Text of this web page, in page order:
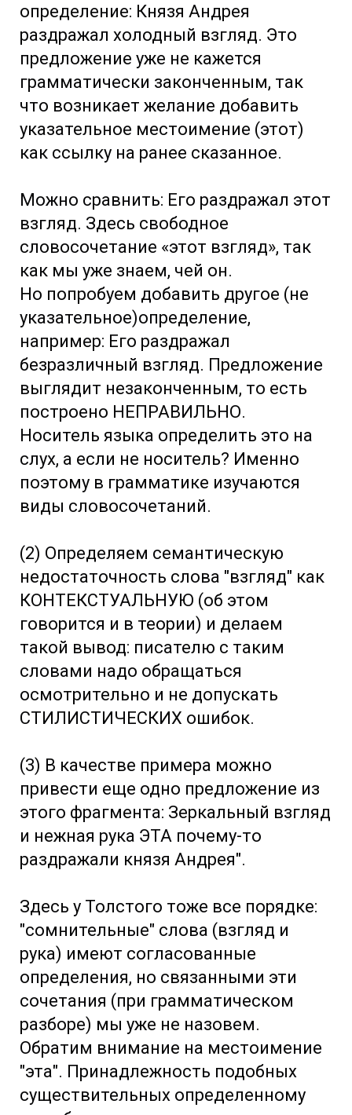
определение: Князя Андрея
раздражал холодный взгляд. Это
предложение уже не кажется
грамматически законченным, так
что возникает желание добавить
указательное местоимение (этот)
как ссылку на ранее сказанное.
Можно сравнить: Его раздражал этот
взгляд. Здесь свободное
словосочетание «этот взгляд», так
как мы уже знаем, чей он.
Но попробуем добавить другое (не
указательное)определение,
например: Его раздражал
безразличный взгляд. Предложение
выглядит незаконченным, то есть
построено НЕПРАВИЛЬНО.
Носитель языка определить это на
слух, а если не носитель? Именно
поэтому в грамматике изучаются
виды словосочетаний.
(2) Определяем семантическую
недостаточность слова "взгляд" как
КОНТЕКСТУАЛЬНУЮ (об этом
говорится и в теории) и делаем
такой вывод: писателю с таким
словами надо обращаться
осмотрительно и не допускать
СТИЛИСТИЧЕСКИХ ошибок.
(3) В качестве примера можно
привести еще одно предложение из
этого фрагмента: Зеркальный взгляд
и нежная рука ЭТА почему-то
раздражали князя Андрея".
Здесь у Толстого тоже все порядке:
"сомнительные" слова (взгляд и
рука) имеют согласованные
определения, но связанными эти
сочетания (при грамматическом
разборе) мы уже не назовем.
Обратим внимание на местоимение
"эта". Принадлежность подобных
существительных определенному